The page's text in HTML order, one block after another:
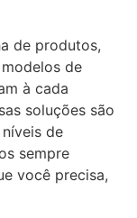
de produtos,
de
à cada
soluções são
de
sempre
você precisa,